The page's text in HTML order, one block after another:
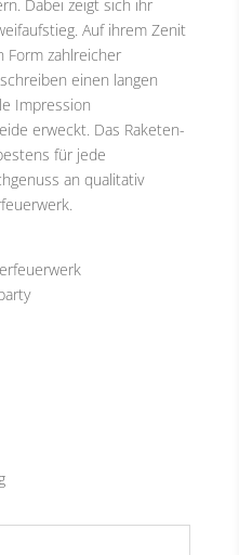
Dabei zeigt sich ihr
Auf ihrem Zenit
Form zahlreicher
einen langen
Impression
erweckt. Das Raketen-
für jede
an qualitativ